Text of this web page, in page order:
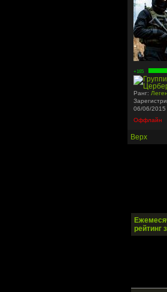
+165
Ранг:
06/06/2015
Оффлайн
Верх
рейтинг